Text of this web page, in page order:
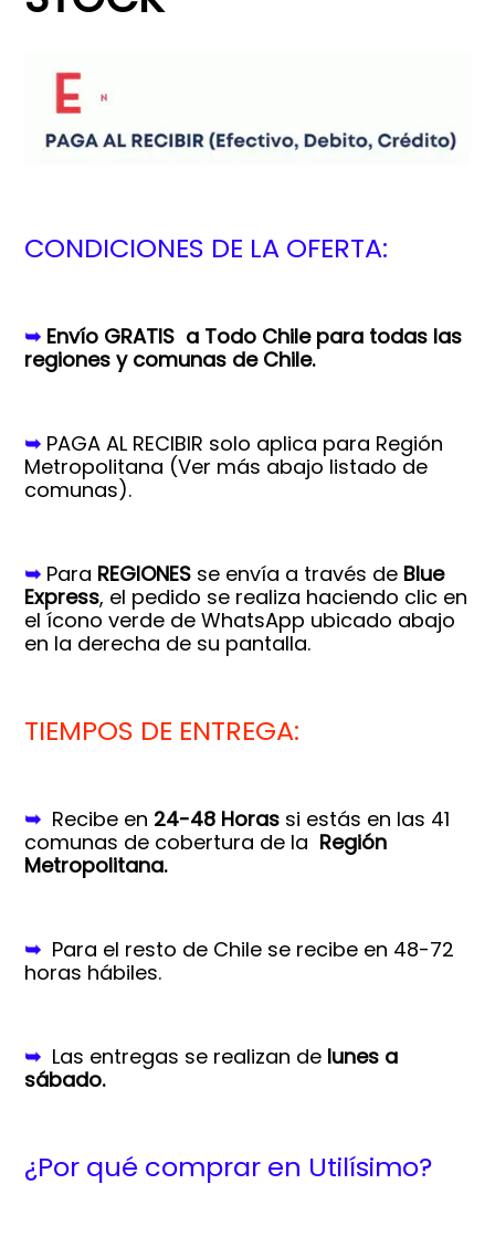
CONDICIONES DE LA OFERTA:
➥ Envío GRATIS a Todo Chile para todas las
regiones y comunas de Chile.
➥ PAGA AL RECIBIR solo aplica para Región
Metropolitana (Ver más abajo listado de
comunas).
➥ Para REGIONES se envía a través de Blue
Express, el pedido se realiza haciendo clic en
el ícono verde de WhatsApp ubicado abajo
en la derecha de su pantalla.
TIEMPOS DE ENTREGA:
➥ Recibe en 24-48 Horas si estás en las 41
comunas de cobertura de la Región
Metropolitana.
➥ Para el resto de Chile se recibe en 48-72
horas hábiles.
➥ Las entregas se realizan de lunes a
sábado.
¿Por qué comprar en Utilísimo?